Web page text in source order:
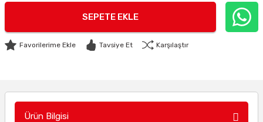
SEPETE EKLE
Tavsiye Et Karşılaştır
Ürün Bilgisi